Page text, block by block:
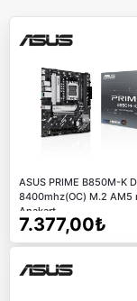
ASUS PRIME B850M-K
8400mhz(OC) M.2 AM5
Anakart
7.377,00₺